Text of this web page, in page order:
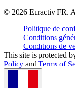
© 2026 Euractiv FR.
Politique de
Conditions
Conditions de
This site is protected
Policy and Terms of